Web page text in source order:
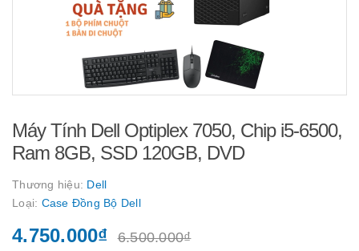
Máy Tính Dell Optiplex 7050, Chip i5-6500,
Ram 8GB, SSD 120GB, DVD
Thương hiệu: Dell
Loại: Case Đồng Bộ Dell
4.750.000₫ 6.500.000₫